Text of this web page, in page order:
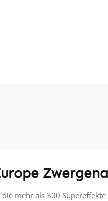
mehr als 300